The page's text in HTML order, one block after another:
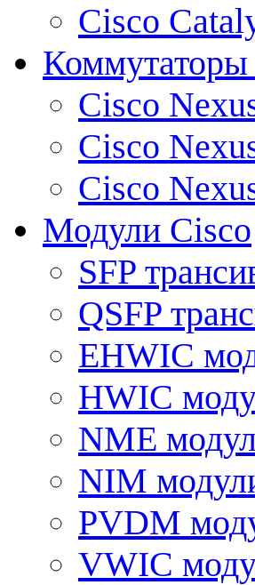
Cisco
Cisco
Cisco
Cisco
Модули Cisco
SFP
QSFP
EHWIC
HWIC
NME
NIM
PVDM
VWIC